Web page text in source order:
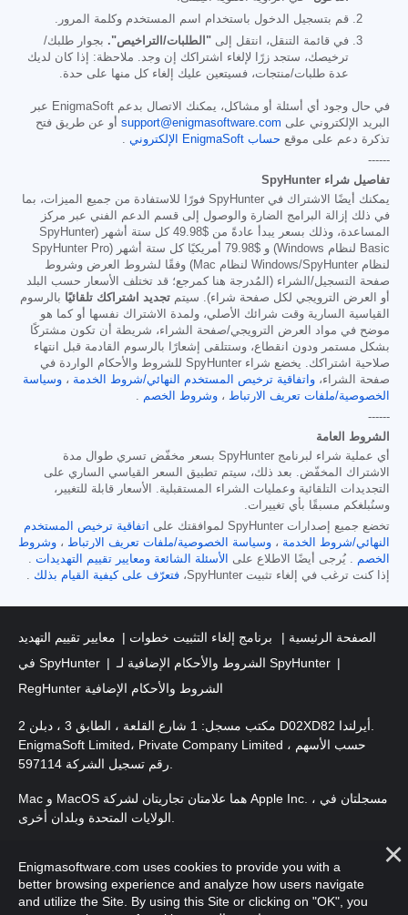
قم بتسجيل الدخول باستخدام اسم المستخدم وكلمة المرور.
في قائمة التنقل، انتقل إلى "الطلبات/التراخيص". بجوار طلبك/
ترخيصك، ستجد زرًا لإلغاء اشتراكك إن وجد. ملاحظة: إذا كان لديك
عدة طلبات/منتجات، فسيتعين عليك إلغاء كل منها على حدة.
في حال وجود أي أسئلة أو مشاكل، يمكنك الاتصال بدعم EnigmaSoft عبر
البريد الإلكتروني على support@enigmasoftware.com أو عن طريق فتح
تذكرة دعم على موقع حساب EnigmaSoft الإلكتروني
.
------
تفاصيل شراء SpyHunter
يمكنك أيضًا الاشتراك في SpyHunter فورًا للاستفادة من جميع الميزات، بما
في ذلك إزالة البرامج الضارة والوصول إلى قسم الدعم الفني عبر مركز
المساعدة، وذلك بسعر يبدأ عادةً من $49.98
كل ستة أشهر (SpyHunter
Basic لنظام Windows) و
$79.98
أمريكيًا كل ستة أشهر (SpyHunter Pro
لنظام Windows/SpyHunter لنظام Mac) وفقًا لشروط العرض وشروط
صفحة التسجيل/الشراء (المُدرجة هنا كمرجع؛ قد تختلف الأسعار حسب البلد
أو العرض الترويجي لكل صفحة شراء). سيتم تجديد اشتراكك تلقائيًا بالرسوم
القياسية السارية وقت شرائك الأصلي، ولمدة الاشتراك نفسها أو كما هو
موضح في مواد العرض الترويجي/صفحة الشراء، شريطة أن تكون مشتركًا
بشكل مستمر ودون انقطاع، وستتلقى إشعارًا بالرسوم القادمة قبل انتهاء
صلاحية اشتراكك. يخضع شراء SpyHunter للشروط والأحكام الواردة في
صفحة الشراء، واتفاقية ترخيص المستخدم النهائي/شروط الخدمة ، وسياسة
الخصوصية/ملفات تعريف الارتباط ، وشروط الخصم .
------
الشروط العامة
أي عملية شراء لبرنامج SpyHunter بسعر مخفّض تسري طوال مدة
الاشتراك المخفّض. بعد ذلك، سيتم تطبيق السعر القياسي الساري على
التجديدات التلقائية وعمليات الشراء المستقبلية. الأسعار قابلة للتغيير،
وسنُبلغكم مسبقًا بأي تغييرات.
تخضع جميع إصدارات SpyHunter لموافقتك على
اتفاقية ترخيص المستخدم
النهائي/شروط الخدمة ، وسياسة الخصوصية/ملفات تعريف الارتباط ، وشروط
الخصم . يُرجى أيضًا الاطلاع على الأسئلة الشائعة ومعايير تقييم التهديدات .
إذا كنت ترغب في إلغاء تثبيت SpyHunter،
فتعرّف على كيفية القيام بذلك .
الصفحة الرئيسية برنامج إلغاء التثبيت خطوات
معايير تقييم التهديد
في SpyHunter
الشروط والأحكام الإضافية لـ SpyHunter
RegHunter الشروط والأحكام الإضافية
EnigmaSoft Limited، Private Company Limited حسب الأسهم ،
Mac و MacOS هما علامتان تجاريتان لشركة Apple Inc. ، مسجلتان في
محفوظة.
Enigmasoftware.com uses cookies to provide you with a
better browsing experience and analyze how users navigate
and utilize the Site. By using this Site or clicking on "OK", you